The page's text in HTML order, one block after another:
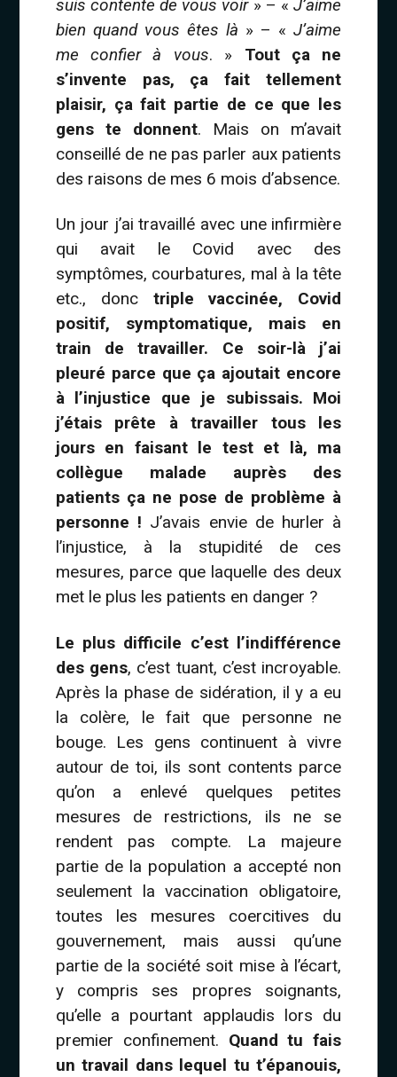
suis contente de vous voir» – «J’aime
bien quand vous êtes là » – «J’aime
me confier à vous. » Tout ça ne
s’invente pas, ça fait tellement
plaisir, ça fait partie de ce que les
gens te donnent. Mais on m’avait
conseillé de ne pas parler aux patients
des raisons de mes 6 mois d’absence.
Un jour j’ai travaillé avec une infirmière
qui avait le Covid avec des
symptômes, courbatures, mal à la tête
etc., donc triple vaccinée, Covid
positif, symptomatique, mais en
train de travailler. Ce soir-là j’ai
pleuré parce que ça ajoutait encore
à l’injustice que je subissais. Moi
j’étais prête à travailler tous les
jours en faisant le test et là, ma
collègue malade auprès des
patients ça ne pose de problème à
personne ! J’avais envie de hurler à
l’injustice, à la stupidité de ces
mesures, parce que laquelle des deux
met le plus les patients en danger ?
Le plus difficile c’est l’indifférence
des gens, c’est tuant, c’est incroyable.
Après la phase de sidération, il y a eu
la colère, le fait que personne ne
bouge. Les gens continuent à vivre
autour de toi, ils sont contents parce
qu’on a enlevé quelques petites
mesures de restrictions, ils ne se
rendent pas compte. La majeure
partie de la population a accepté non
seulement la vaccination obligatoire,
toutes les mesures coercitives du
gouvernement, mais aussi qu’une
partie de la société soit mise à l’écart,
y compris ses propres soignants,
qu’elle a pourtant applaudis lors du
premier confinement. Quand tu fais
un travail dans lequel tu t’épanouis,